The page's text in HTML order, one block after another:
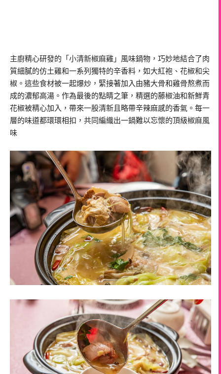
主廚精心研發的「小清新椒麻雞」風味鍋物，巧妙地結合了肉
質細膩的仿土雞和一系列獨特的辛香料，如大紅袍、花椒和尖
椒。這些食材被一起爆炒，緊接著加入由豬大骨和雞骨熬煮而
成的濃郁高湯。作為最後的點睛之筆，精選的藤椒油和新鮮青
花椒被精心加入，帶來一股清新且略帶辛辣麻感的香氣。每一
層的味道都環環相扣，共同編織出一鍋難以忘懷的頂級椒麻風
味